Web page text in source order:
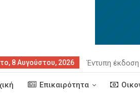
8 Αυγούστου, 2026 Έντυπη έκδοση
Επικαιρότητα